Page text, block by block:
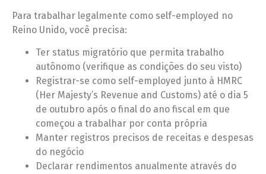
Para trabalhar legalmente como self-employed no
Reino Unido, você precisa:
Ter status migratório que permita trabalho
autônomo (verifique as condições do seu visto)
Registrar-se como self-employed junto à HMRC
(Her Majesty’s Revenue and Customs) até o dia 5
de outubro após o final do ano fiscal em que
começou a trabalhar por conta própria
Manter registros precisos de receitas e despesas
do negócio
Declarar rendimentos anualmente através do